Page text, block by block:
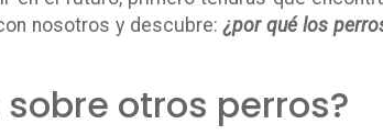
nosotros y descubre:¿por qué los
otros perros?